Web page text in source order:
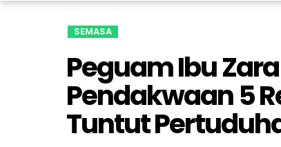
SEMASA
Peguam Ibu
Pendakwaan 5
Tuntut